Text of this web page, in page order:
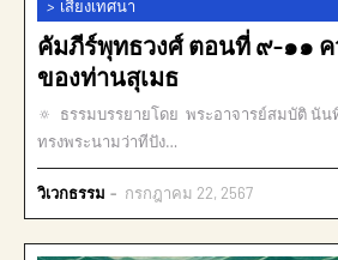
> เสียงเทศนา
คัมภีร์พุทธวงศ์ ตอนที่ ๙-๑๑
ของท่านสุเมธ
🔅 ธรรมบรรยายโดย พระอาจารย์สมบัติ นัน
ทรงพระนามว่าทีปัง…
วิเวกธรรม กรกฎาคม 22, 2567